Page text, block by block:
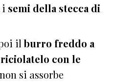
i semi della stecca di
ilburro freddo a
con le
si assorbe